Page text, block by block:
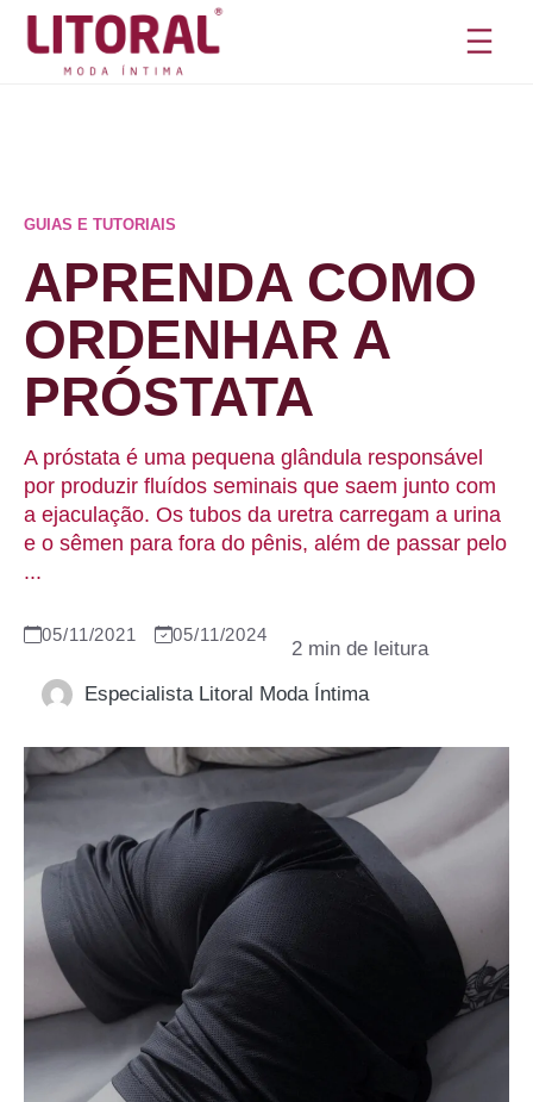
Pular
GUIAS E TUTORIAIS
APRENDA COMO
ORDENHAR A
PRÓSTATA
A próstata é uma pequena glândula responsável
por produzir fluídos seminais que saem junto com
a ejaculação. Os tubos da uretra carregam a urina
e o sêmen para fora do pênis, além de passar pelo
...
05/11/2021 05/11/2024
Especialista Litoral Moda Íntima